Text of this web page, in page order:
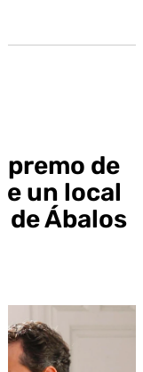
de
un local
de Ábalos